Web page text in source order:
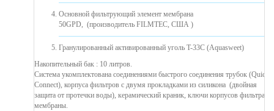
Основной фильтрующий элемент мембрана
50GPD, (производитель FILMTEC, США )
Гранулированный активированный уголь T-33C (Aquasweet)
Накопительный бак : 10 литров.
Система укомплектована соединениями быстрого соединения трубок (Quick
Connect), корпуса фильтров с двумя прокладками из силикона ​​(двойная
защита от протечки воды), керамический краник, ключи корпусов фильтра и
мембраны.